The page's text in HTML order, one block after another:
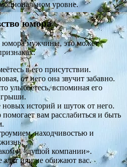
уровне.
юмора
юмора мужчины, это может
в его присутствии.
от него она звучит забавно.
улыбаетесь, вспоминая его
историй и шуток от него.
вам расслабиться и быть
находчивостью и
и «душой компании».
злят или не обижают вас.